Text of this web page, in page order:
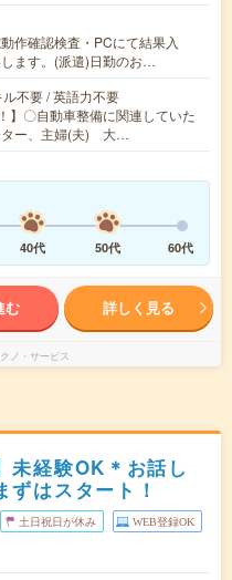
作確認検査・PCにて結果入
ます。(派遣)日勤のお…
不要 / 英語力不要
】〇自動車整備に関連していた
ター、主婦(夫) 大…
40代 50代 60代
む 詳しく見る
ノ・サービス
未経験OK＊お話し
はスタート！
土日祝日が休み WEB登録OK